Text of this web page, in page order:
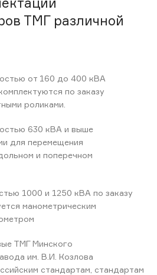
ТМГ различной
от 160 до 400 кВА
по заказу
роликами.
630 кВА и выше
для перемещения
и поперечном
1000 и 1250 кВА по заказу
манометрическим
ТМГ Минского
им. В.И. Козлова
стандартам, стандартам